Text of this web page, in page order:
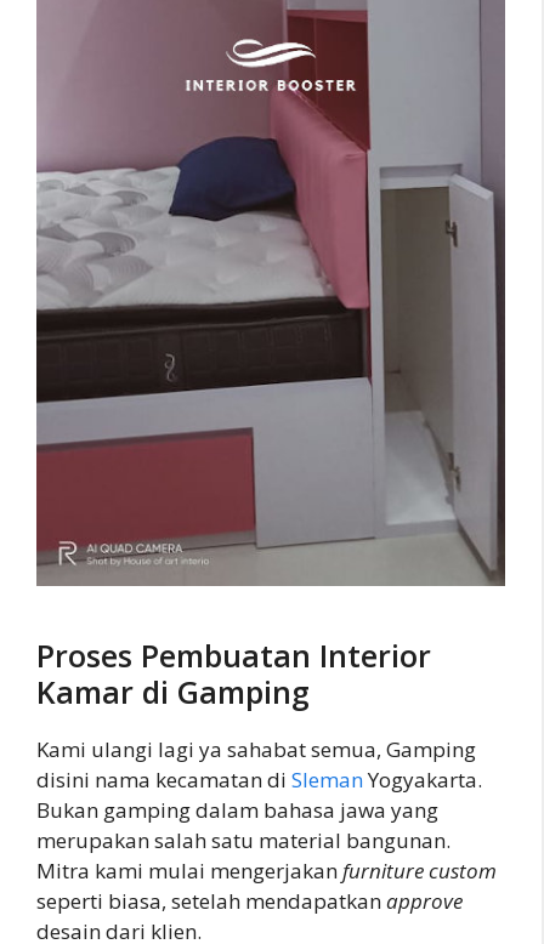
Proses Pembuatan Interior
Kamar di Gamping
Kami ulangi lagi ya sahabat semua, Gamping
disini nama kecamatan di SlemanYogyakarta.
Bukan gamping dalam bahasa jawa yang
merupakan salah satu material bangunan.
Mitra kami mulai mengerjakanfurniture custom
seperti biasa, setelah mendapatkanapprove
desain dari klien.